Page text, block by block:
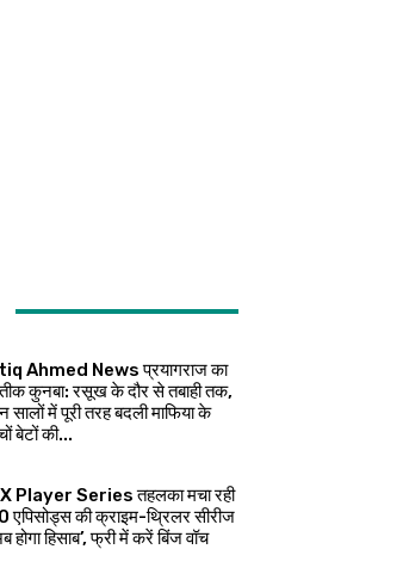
Ahmed News प्रयागराज का
कुनबा: रसूख के दौर से तबाही तक,
सालों में पूरी तरह बदली माफिया के
बेटों की...
Player Series तहलका मचा रही
एपिसोड्स की क्राइम-थ्रिलर सीरीज
होगा हिसाब’, फ्री में करें बिंज वॉच